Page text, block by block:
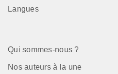
Langues
Qui sommes-nous ?
Nos auteurs à la une